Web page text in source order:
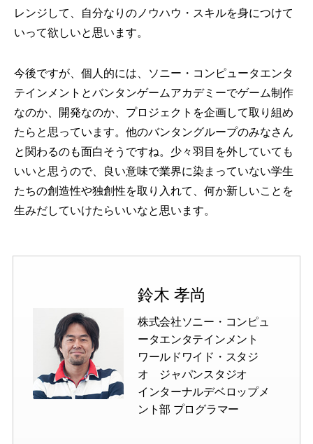
レンジして、自分なりのノウハウ・スキルを身につけて
いって欲しいと思います。
今後ですが、個人的には、ソニー・コンピュータエンタ
テインメントとバンタンゲームアカデミーでゲーム制作
なのか、開発なのか、プロジェクトを企画して取り組め
たらと思っています。他のバンタングループのみなさん
と関わるのも面白そうですね。少々羽目を外していても
いいと思うので、良い意味で業界に染まっていない学生
たちの創造性や独創性を取り入れて、何か新しいことを
生みだしていけたらいいなと思います。
鈴木 孝尚
株式会社ソニー・コンピュ
ータエンタテインメント
ワールドワイド・スタジ
オ ジャパンスタジオ
インターナルデベロップメ
ント部 プログラマー